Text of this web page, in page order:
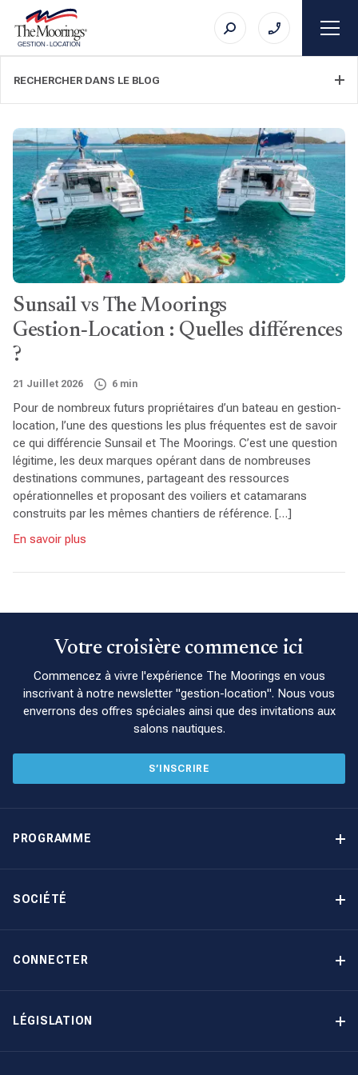
GESTION - LOCATION
Sunsail vs The Moorings
Gestion‑Location : Quelles différences
?
21 Juillet 2026 6 min
Pour de nombreux futurs propriétaires d’un bateau en gestion-
location, l’une des questions les plus fréquentes est de savoir
ce qui différencie Sunsail et The Moorings. C’est une question
légitime, les deux marques opérant dans de nombreuses
destinations communes, partageant des ressources
opérationnelles et proposant des voiliers et catamarans
construits par les mêmes chantiers de référence. […]
En savoir plus
RECHERCHER DANS LE BLOG
FILTRER LA CATÉGORIE
SUJET
RECHERCHE
Votre croisière commence ici
Commencez à vivre l'expérience The Moorings en vous
inscrivant à notre newsletter "gestion-location". Nous vous
enverrons des offres spéciales ainsi que des invitations aux
salons nautiques.
S’INSCRIRE
PROGRAMME
Avantages
SOCIÉTÉ
CONNECTER
Inscription à la newsletter
LÉGISLATION